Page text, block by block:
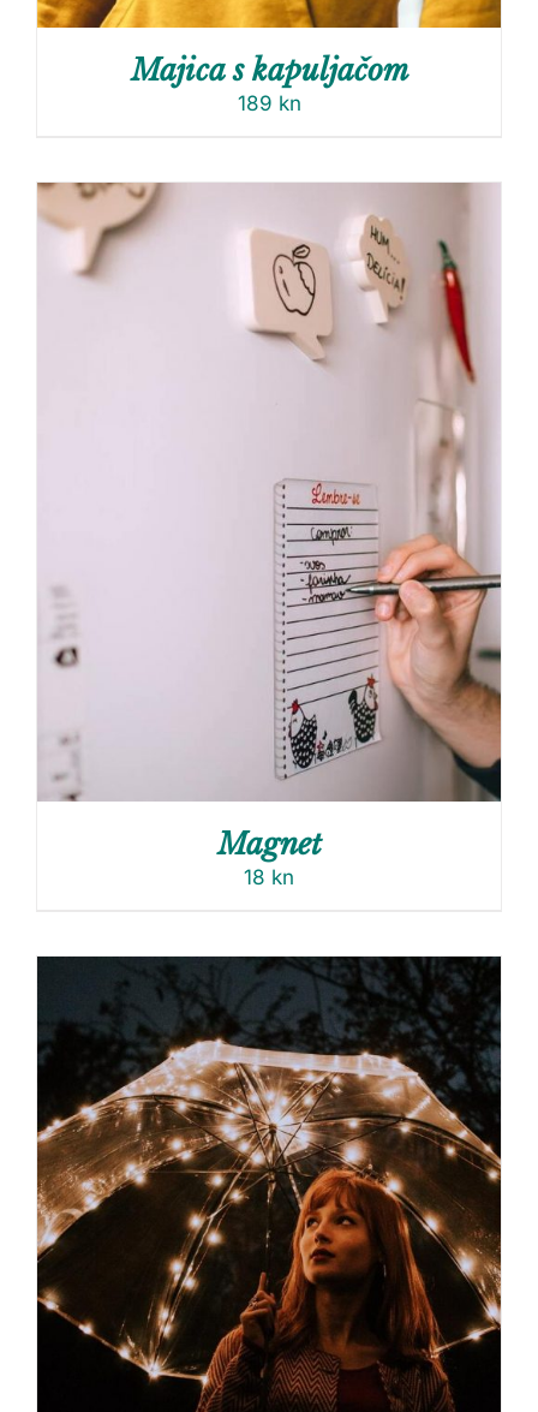
Majica s kapuljačom
189 kn
Magnet
18 kn